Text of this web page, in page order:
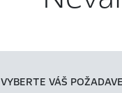
VYBERTE VÁŠ